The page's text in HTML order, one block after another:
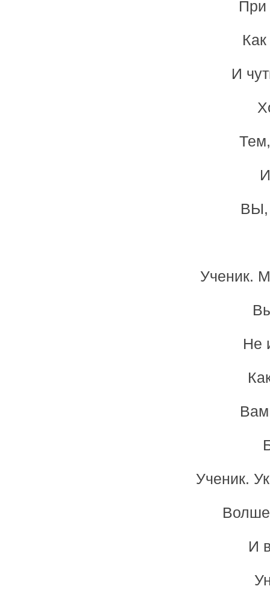
При
И
ВЫ,
Ученик.
Не
Вам
Ученик.
И